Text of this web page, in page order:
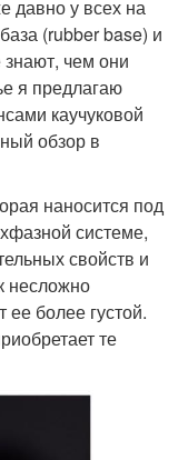
давно у всех на
(rubber base) и
знают, чем они
я предлагаю
каучуковой
обзор в
наносится под
системе,
свойств и
несложно
ее более густой.
те